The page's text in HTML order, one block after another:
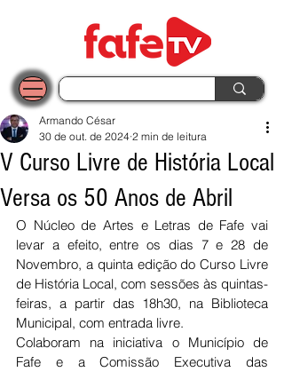
V Curso Livre de História Local
Versa os 50 Anos de Abril
Armando César
30 de out. de 2024 2 min de leitura
O Núcleo de Artes e Letras de Fafe vai
levar a efeito, entre os dias 7 e 28 de
Novembro, a quinta edição do Curso Livre
de História Local, com sessões às quintas-
feiras, a partir das 18h30, na Biblioteca
Municipal, com entrada livre.
Colaboram na iniciativa o Município de
Fafe e a Comissão Executiva das